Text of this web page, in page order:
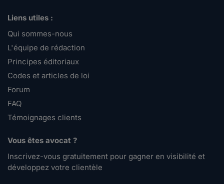
Liens utiles :
Qui sommes-nous
L'équipe de rédaction
Principes éditoriaux
Codes et articles de loi
Forum
FAQ
Témoignages clients
Vous êtes avocat ?
Inscrivez-vous gratuitement pour gagner en visibilité et
développez votre clientèle